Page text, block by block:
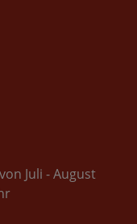
Juli - August